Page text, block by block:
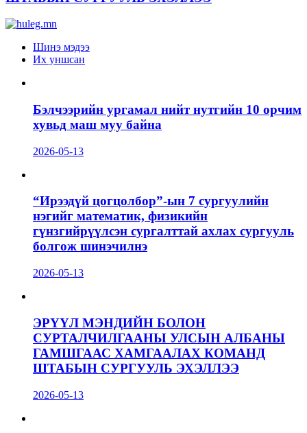
Шинэ мэдээ
Их уншсан
Бэлчээрийн ургамал нийт нутгийн 10 орчим
хувьд маш муу байна
2026-05-13
“Ирээдүй цогцолбор”-ын 7 сургуулийн
нэгийг математик, физикийн
гүнзгийрүүлсэн сургалттай ахлах сургууль
болгож шинэчилнэ
2026-05-13
ЭРҮҮЛ МЭНДИЙН БОЛОН
СУРТАЛЧИЛГААНЫ УЛСЫН АЛБАНЫ
ГАМШГААС ХАМГААЛАХ КОМАНД
ШТАБЫН СУРГУУЛЬ ЭХЭЛЛЭЭ
2026-05-13